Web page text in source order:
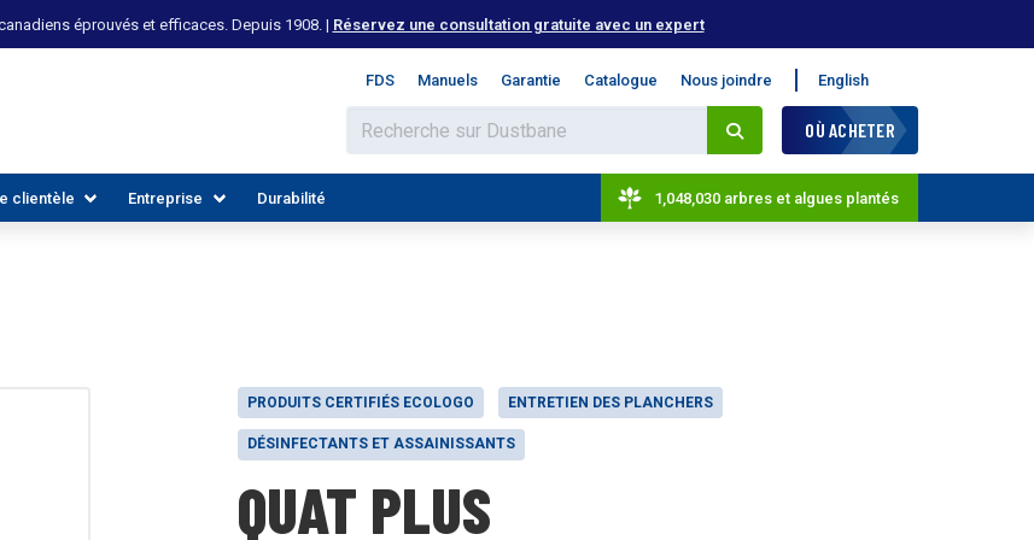
éprouvés et efficaces. Depuis 1908. | Réservez une consultation gratuite avec un expert
FDS Manuels Garantie Catalogue Nous joindre English
OÙ ACHETER
clientèle
DÉCOUVREZ LES RESSOURCES
Entreprise
REJOIGNEZ NOTRE ÉQUIPE
Durabilité 1,048,030 arbres et algues plantés
PRODUITS CERTIFIÉS ECOLOGO ENTRETIEN DES PLANCHERS
DÉSINFECTANTS ET ASSAINISSANTS
QUAT PLUS